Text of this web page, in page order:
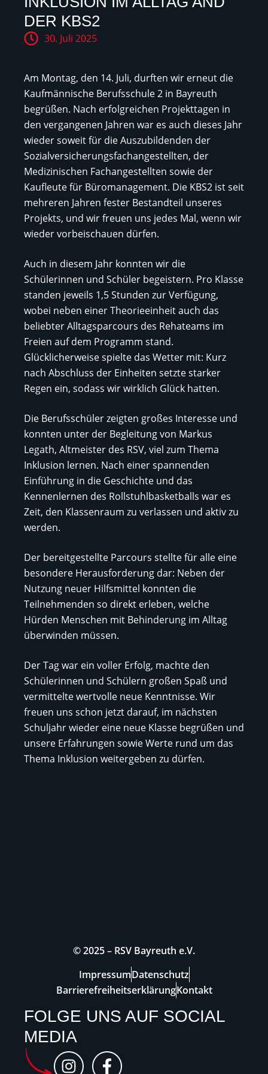
DER KBS2
30. Juli 2025
Am Montag, den 14. Juli, durften wir erneut die
Kaufmännische Berufsschule 2 in Bayreuth
begrüßen. Nach erfolgreichen Projekttagen in
den vergangenen Jahren war es auch dieses Jahr
wieder soweit für die Auszubildenden der
Sozialversicherungsfachangestellten, der
Medizinischen Fachangestellten sowie der
Kaufleute für Büromanagement. Die KBS2 ist seit
mehreren Jahren fester Bestandteil unseres
Projekts, und wir freuen uns jedes Mal, wenn wir
wieder vorbeischauen dürfen.
Auch in diesem Jahr konnten wir die
Schülerinnen und Schüler begeistern. Pro Klasse
standen jeweils 1,5 Stunden zur Verfügung,
wobei neben einer Theorieeinheit auch das
beliebter Alltagsparcours des Rehateams im
Freien auf dem Programm stand.
Glücklicherweise spielte das Wetter mit: Kurz
nach Abschluss der Einheiten setzte starker
Regen ein, sodass wir wirklich Glück hatten.
Die Berufsschüler zeigten großes Interesse und
konnten unter der Begleitung von Markus
Legath, Altmeister des RSV, viel zum Thema
Inklusion lernen. Nach einer spannenden
Einführung in die Geschichte und das
Kennenlernen des Rollstuhlbasketballs war es
Zeit, den Klassenraum zu verlassen und aktiv zu
werden.
Der bereitgestellte Parcours stellte für alle eine
besondere Herausforderung dar: Neben der
Nutzung neuer Hilfsmittel konnten die
Teilnehmenden so direkt erleben, welche
Hürden Menschen mit Behinderung im Alltag
überwinden müssen.
Der Tag war ein voller Erfolg, machte den
Schülerinnen und Schülern großen Spaß und
vermittelte wertvolle neue Kenntnisse. Wir
freuen uns schon jetzt darauf, im nächsten
Schuljahr wieder eine neue Klasse begrüßen und
unsere Erfahrungen sowie Werte rund um das
Thema Inklusion weitergeben zu dürfen.
© 2025 – RSV Bayreuth e.V.
ImpressumDatenschutz
BarrierefreiheitserklärungKontakt
FOLGE UNS AUF SOCIAL
MEDIA
I F